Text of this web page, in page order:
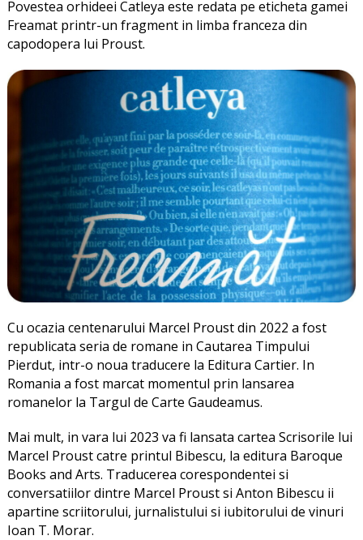
Povestea orhideei Catleya este redata pe eticheta gamei
Freamat printr-un fragment in limba franceza din
capodopera lui Proust.
Cu ocazia centenarului Marcel Proust din 2022 a fost
republicata seria de romane in Cautarea Timpului
Pierdut, intr-o noua traducere la Editura Cartier. In
Romania a fost marcat momentul prin lansarea
romanelor la Targul de Carte Gaudeamus.
Mai mult, in vara lui 2023 va fi lansata cartea Scrisorile lui
Marcel Proust catre printul Bibescu, la editura Baroque
Books and Arts. Traducerea corespondentei si
conversatiilor dintre Marcel Proust si Anton Bibescu ii
apartine scriitorului, jurnalistului si iubitorului de vinuri
Ioan T. Morar.